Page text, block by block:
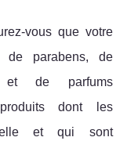
vous que votre
de parabens, de
et de parfums
dont les
et qui sont